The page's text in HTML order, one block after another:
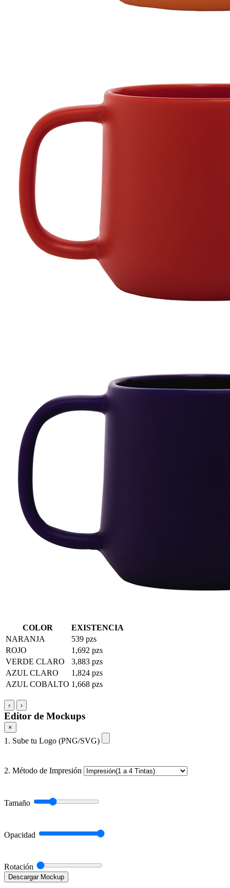
COLOR
EXISTENCIA
NARANJA
539 pzs
ROJO
1,692 pzs
VERDE CLARO
3,883 pzs
AZUL CLARO
1,824 pzs
AZUL COBALTO 1,668 pzs
‹ ›
Editor de Mockups
×
1. Sube tu Logo (PNG/SVG)
2. Método de Impresión
Tamaño
Opacidad
Rotación
Descargar Mockup